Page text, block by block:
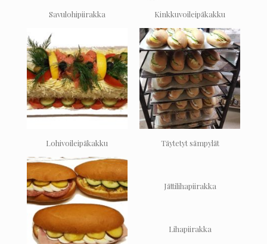
Savulohipiirakka Kinkkuvoileipäkakku
Lohivoileipäkakku Täytetyt sämpylät
Jättilihapiirakka
Lihapiirakka